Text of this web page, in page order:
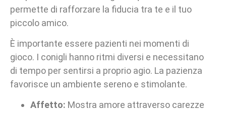
permette di rafforzare la fiducia tra te e il tuo
piccolo amico.
È importante essere pazienti nei momenti di
gioco. I conigli hanno ritmi diversi e necessitano
di tempo per sentirsi a proprio agio. La pazienza
favorisce un ambiente sereno e stimolante.
Affetto: Mostra amore attraverso carezze